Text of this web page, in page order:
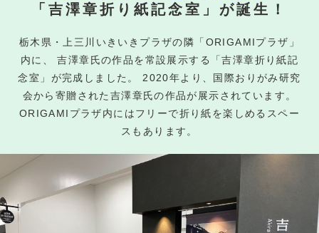
昭和
年
昭和
47(1972)
年
61
歳
国際交流基金の要請により、また各所か
らの招聘もあり、ヨーロッパ各国に派遣
される。
その後、世界数十か国を訪問し、作品展
や講演、ワークショップを行う。
歳
59(1984)
73
パリのエスパス・カルダンで朝日新聞社
主催「日本の折り紙展」。また同展が松
屋銀座で開催される。
「吉澤章折り紙記念室」が誕生！
栃木県・上三川いきいきプラザの隣「ORIGAMIプラザ」
内に、
吉澤章氏の作品を常設展示する「吉澤章折り紙記
念室」が完成しました。
2020年より、国際おりがみ研究
会から寄贈された吉澤章氏の作品が展示されています。
ORIGAMIプラザ内にはフリーで折り紙を楽しめるスペー
スもあります。